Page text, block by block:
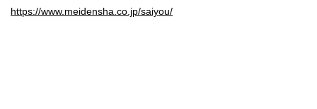
https://www.meidensha.co.jp/saiyou/